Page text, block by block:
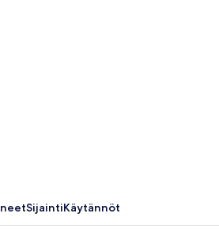
SijaintiKäytännöt